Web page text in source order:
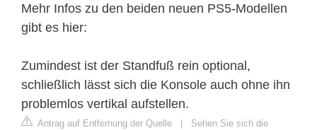
Mehr Infos zu den beiden neuen PS5-Modellen
gibt es hier:
Zumindest ist der Standfuß rein optional,
schließlich lässt sich die Konsole auch ohne ihn
problemlos vertikal aufstellen.
Antrag auf Entfernung der Quelle | Sehen Sie sich die